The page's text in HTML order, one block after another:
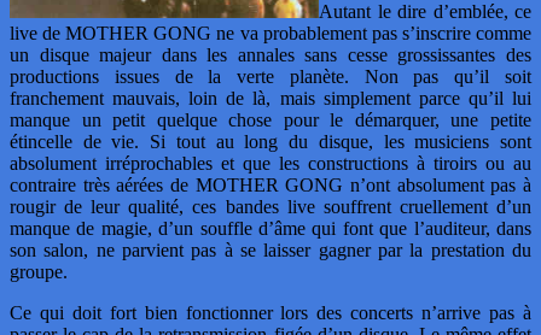
Autant le dire d’emblée, ce
live de MOTHER GONG ne va probablement pas s’inscrire comme
un disque majeur dans les annales sans cesse grossissantes des
productions issues de la verte planète. Non pas qu’il soit
franchement mauvais, loin de là, mais simplement parce qu’il lui
manque un petit quelque chose pour le démarquer, une petite
étincelle de vie. Si tout au long du disque, les musiciens sont
absolument irréprochables et que les constructions à tiroirs ou au
contraire très aérées de MOTHER GONG n’ont absolument pas à
rougir de leur qualité, ces bandes live souffrent cruellement d’un
manque de magie, d’un souffle d’âme qui font que l’auditeur, dans
son salon, ne parvient pas à se laisser gagner par la prestation du
groupe.
Ce qui doit fort bien fonctionner lors des concerts n’arrive pas à